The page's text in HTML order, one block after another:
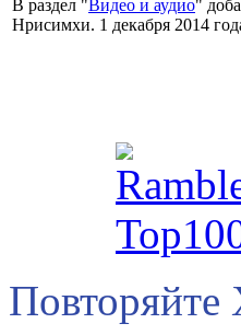
В раздел "Видео и аудио"
Нрисимхи. 1 декабря 2014
Повторяйте